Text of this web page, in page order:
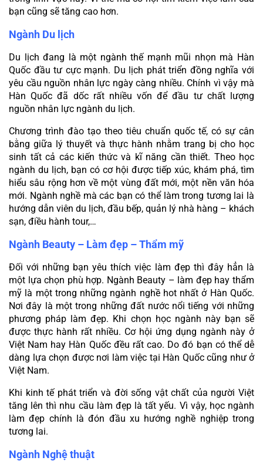
bạn cũng sẽ tăng cao hơn.
Ngành Du lịch
Du lịch đang là một ngành thế mạnh mũi nhọn mà Hàn
Quốc đầu tư cực mạnh. Du lịch phát triển đồng nghĩa với
yêu cầu nguồn nhân lực ngày càng nhiều. Chính vì vậy mà
Hàn Quốc đã dốc rất nhiều vốn để đầu tư chất lượng
nguồn nhân lực ngành du lịch.
Chương trình đào tạo theo tiêu chuẩn quốc tế, có sự cân
bằng giữa lý thuyết và thực hành nhằm trang bị cho học
sinh tất cả các kiến thức và kĩ năng cần thiết. Theo học
ngành du lịch, bạn có cơ hội được tiếp xúc, khám phá, tìm
hiểu sâu rộng hơn về một vùng đất mới, một nền văn hóa
mới. Ngành nghề mà các bạn có thể làm trong tương lai là
hướng dẫn viên du lịch, đầu bếp, quản lý nhà hàng – khách
sạn, điều hành tour,…
Ngành Beauty – Làm đẹp – Thẩm mỹ
Đối với những bạn yêu thích việc làm đẹp thì đây hẳn là
một lựa chọn phù hợp. Ngành Beauty – làm đẹp hay thẩm
mỹ là một trong những ngành nghề hot nhất ở Hàn Quốc.
Nơi đây là một trong những đất nước nổi tiếng với những
phương pháp làm đẹp. Khi chọn học ngành này bạn sẽ
được thực hành rất nhiều. Cơ hội ứng dụng ngành này ở
Việt Nam hay Hàn Quốc đều rất cao. Do đó bạn có thể dễ
dàng lựa chọn được nơi làm việc tại Hàn Quốc cũng như ở
Việt Nam.
Khi kinh tế phát triển và đời sống vật chất của người Việt
tăng lên thì nhu cầu làm đẹp là tất yếu. Vì vậy, học ngành
làm đẹp chính là đón đầu xu hướng nghề nghiệp trong
tương lai.
Ngành Nghệ thuật